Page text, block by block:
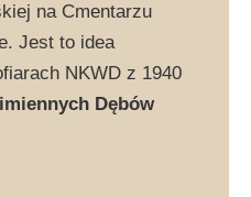
na Cmentarzu
Jest to idea
NKWD z 1940
imiennych Dębów